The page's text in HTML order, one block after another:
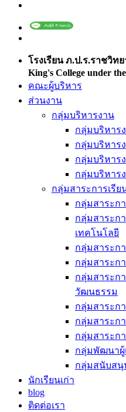
โรงเรียน ภ.ป.ร.ราชวิท
King's College under
คณะผู้บริหาร
ส่วนงาน
กลุ่มบริหารงาน
กลุ่มบริหาร
กลุ่มบริหาร
กลุ่มบริหาร
กลุ่มบริหาร
กลุ่มสาระการเรีย
กลุ่มสาระก
กลุ่มสาระก
เทคโนโลยี
กลุ่มสาระก
กลุ่มสาระก
กลุ่มสาระก
วัฒนธรรม
กลุ่มสาระก
กลุ่มสาระก
กลุ่มสาระก
กลุ่มพัฒนาผู้
กลุ่มสนับสนุ
นักเรียนเก่า
blog
ติดต่อเรา